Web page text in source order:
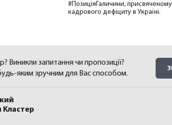
#ПозиціяГаличини, присвяченому
кадрового дефіциту в Україні.
Виникли запитання чи пропозиції?
яким зручним для Вас способом.